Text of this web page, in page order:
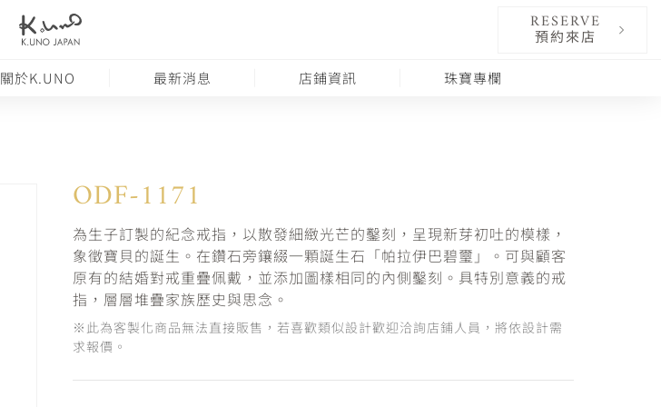
RESERVE
預約來店
關於K.UNO 最新消息 店鋪資訊 珠寶專欄
ODF-1171
為生子訂製的紀念戒指，以散發細緻光芒的鑿刻，呈現新芽初吐的模樣，
象徵寶貝的誕生。在鑽石旁鑲綴一顆誕生石「帕拉伊巴碧璽」。可與顧客
原有的結婚對戒重疊佩戴，並添加圖樣相同的內側鑿刻。具特別意義的戒
指，層層堆疊家族歷史與思念。
※此為客製化商品無法直接販售，若喜歡類似設計歡迎洽詢店鋪人員，將依設計需
求報價。